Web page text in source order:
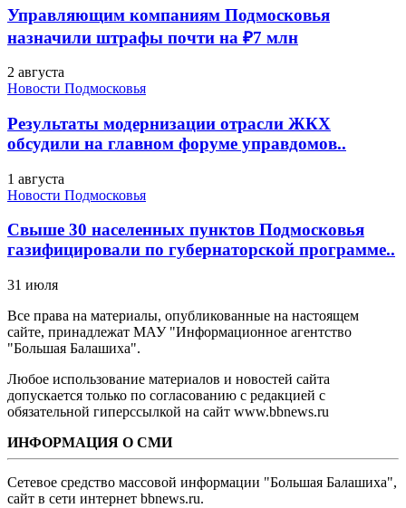
Управляющим компаниям Подмосковья
назначили штрафы почти на ₽7 млн
2 августа
Новости Подмосковья
Результаты модернизации отрасли ЖКХ
обсудили на главном форуме управдомов..
1 августа
Новости Подмосковья
Свыше 30 населенных пунктов Подмосковья
газифицировали по губернаторской программе..
31 июля
Все права на материалы, опубликованные на настоящем
сайте, принадлежат МАУ "Информационное агентство
"Большая Балашиха".
Любое использование материалов и новостей сайта
допускается только по согласованию с редакцией с
обязательной гиперссылкой на сайт www.bbnews.ru
ИНФОРМАЦИЯ О СМИ
Сетевое средство массовой информации "Большая Балашиха",
сайт в сети интернет bbnews.ru.